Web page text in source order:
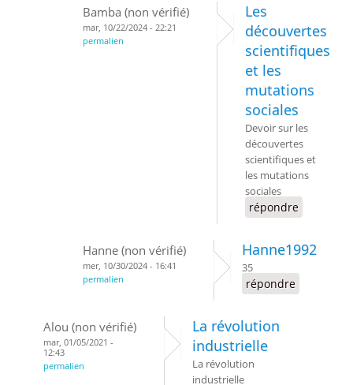
Bamba (non vérifié)
mar, 10/22/2024 - 22:21
permalien
Les
découvertes
scientifiques
et les
mutations
sociales
Devoir sur les
découvertes
scientifiques et
les mutations
sociales
répondre
Hanne (non vérifié)
mer, 10/30/2024 - 16:41
permalien
Hanne1992
35
répondre
Alou (non vérifié)
mar, 01/05/2021 -
12:43
permalien
La révolution
industrielle
La révolution
industrielle